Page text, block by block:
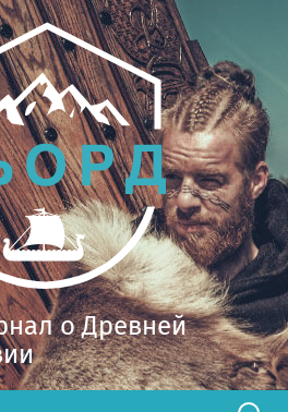
о Древней